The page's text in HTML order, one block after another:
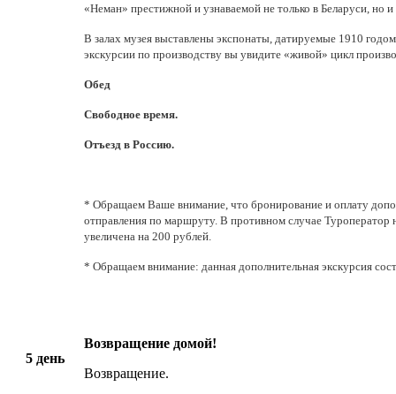
«Неман» престижной и узнаваемой не только в Беларуси, но и
В залах музея выставлены экспонаты, датируемые 1910
экскурсии по производству вы увидите «живой» цикл
Обед
Свободное время.
Отъезд в Россию.
* Обращаем Ваше внимание, что бронирование и оплату
отправления по маршруту. В противном случае Туроператор
увеличена на 200 рублей.
* Обращаем внимание: данная дополнительная экскурсия
5 день
Возвращение домой!
Возвращение.